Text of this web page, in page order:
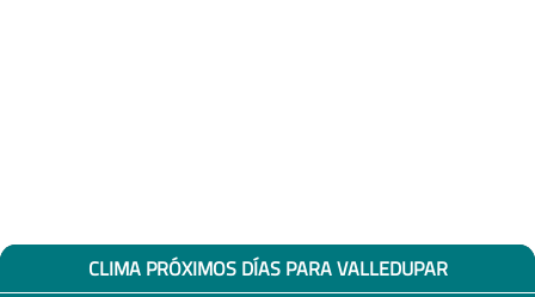
CLIMA PRÓXIMOS DÍAS PARA VALLEDUPAR